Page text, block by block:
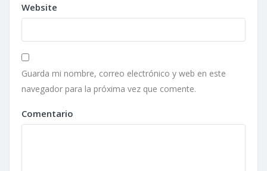
Website
Guarda mi nombre, correo electrónico y web en este
navegador para la próxima vez que comente.
Comentario